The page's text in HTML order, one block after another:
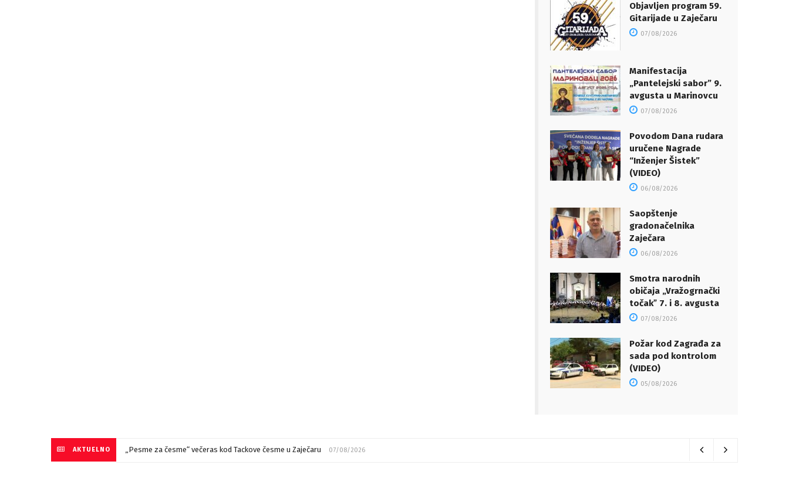
Objavljen program 59.
Gitarijade u Zaječaru
07/08/2026
Manifestacija
„Pantelejski sabor” 9.
avgusta u Marinovcu
07/08/2026
Povodom Dana rudara
uručene Nagrade
“Inženjer Šistek”
(VIDEO)
06/08/2026
Saopštenje
gradonačelnika
Zaječara
06/08/2026
Smotra narodnih
običaja „Vražogrnački
točakˮ 7. i 8. avgusta
07/08/2026
Požar kod Zagrađa za
sada pod kontrolom
(VIDEO)
05/08/2026
AKTUELNO „Pesme za česme“ večeras kod Tackove česme u Zaječaru 07/08/2026